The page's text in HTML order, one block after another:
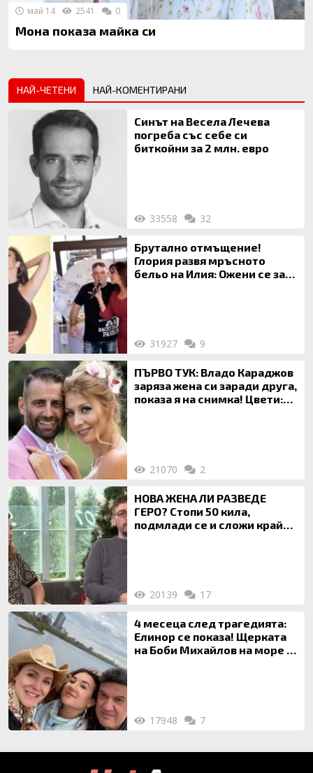
Мона показа майка си
май 14 2541 0
НАЙ-ЧЕТЕНИ НАЙ-КОМЕНТИРАНИ
Синът на Весела Лечева
погреба със себе си
биткойни за 2 млн. евро
33558 32
Брутално отмъщение!
Глория развя мръсното
бельо на Илия: Ожени се за
31927 9
ПЪРВО ТУК: Владо Караджов
заряза жена си заради друга,
показа я на снимка! Цвети:
21070 2
НОВА ЖЕНА ЛИ РАЗВЕДЕ
ГЕРО? Стопи 50 кила,
подмлади се и сложи край
20139 17
4 месеца след трагедията:
Елинор се показа! Щерката
на Боби Михайлов на море с
17948 7